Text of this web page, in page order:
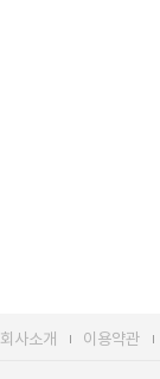
회사소개 이용약관